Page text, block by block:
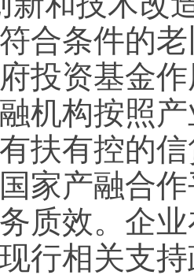
合条件的
投资基金
机构按照
扶有控的
家产融合
质效。企
行相关支